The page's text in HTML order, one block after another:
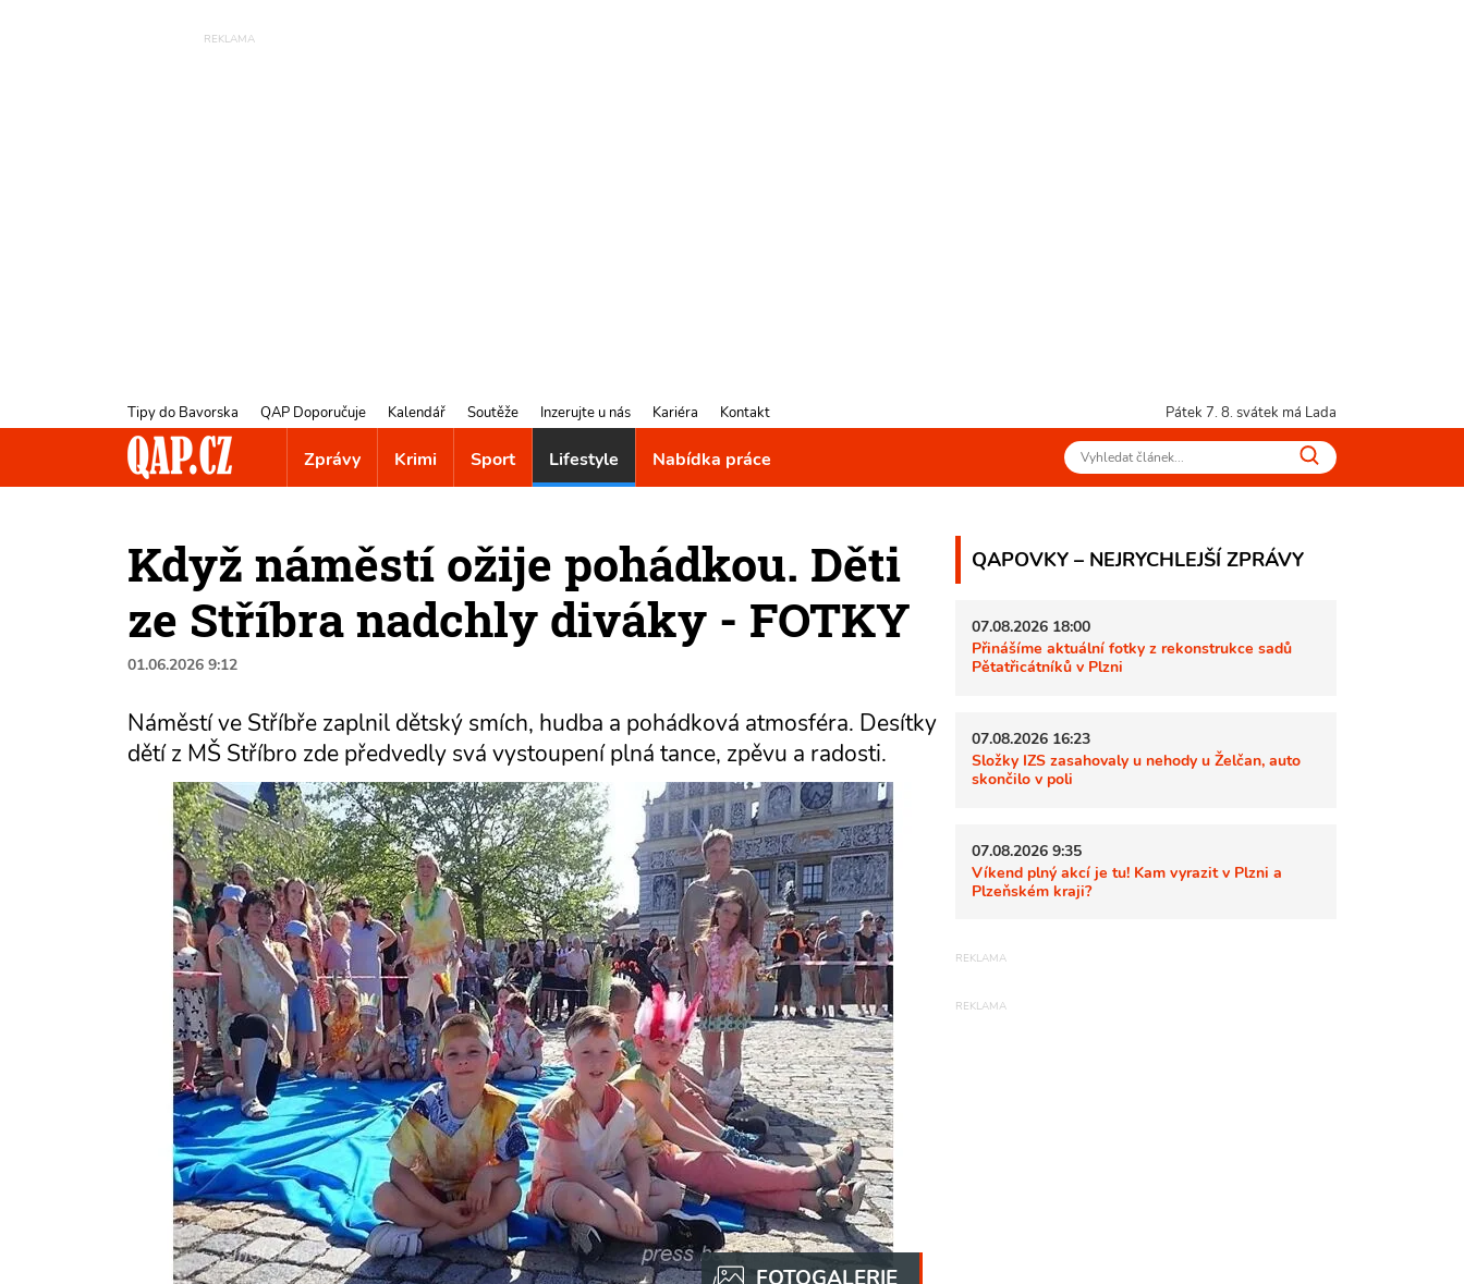
Tipy do Bavorska QAP Doporučuje Kalendář Soutěže Inzerujte u nás Kariéra Kontakt Pátek 7. 8. svátek má Lada
Zprávy Krimi Sport Lifestyle Nabídka práce
Když náměstí ožije pohádkou. Děti
ze Stříbra nadchly diváky - FOTKY
01.06.2026 9:12
Náměstí ve Stříbře zaplnil dětský smích, hudba a pohádková atmosféra. Desítky
dětí z MŠ Stříbro zde předvedly svá vystoupení plná tance, zpěvu a radosti.
QAPOVKY – NEJRYCHLEJŠÍ ZPRÁVY
07.08.2026 18:00
Přinášíme aktuální fotky z rekonstrukce sadů
Pětatřicátníků v Plzni
07.08.2026 16:23
Složky IZS zasahovaly u nehody u Želčan, auto
skončilo v poli
07.08.2026 9:35
Víkend plný akcí je tu! Kam vyrazit v Plzni a
Plzeňském kraji?